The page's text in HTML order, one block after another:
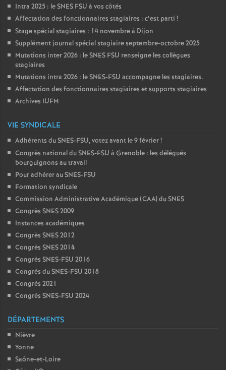
Intra 2025 : le SNES FSU à vos côtés
Affectation des fonctionnaires stagiaires : c’est parti !
Stage spécial stagiaires : 14 novembre à Dijon
Supplément journal spécial stagiaire septembre-octobre 2025
Mutations inter 2026 : le SNES FSU renseigne les collègues
stagiaires
Mutations intra 2026 : le SNES-FSU accompagne les stagiaires.
Affectation des fonctionnaires stagiaires et supports stagiaires
Archives IUFM
VIE SYNDICALE
Adhérents du SNES-FSU, votez avant le 9 février!
Congrès national du SNES-FSU à Grenoble : les délégués
bourguignons au travail
Pour adhérer au SNES-FSU
Formation syndicale
Commission Administrative Académique (CAA) du SNES
Congrès SNES 2009
Instances académiques
Congrès SNES 2012
Congrès SNES 2014
Congrès SNES-FSU 2016
Congrès du SNES-FSU 2018
Congrès 2021
Congrès SNES-FSU 2024
DÉPARTEMENTS
Nièvre
Yonne
Saône-et-Loire